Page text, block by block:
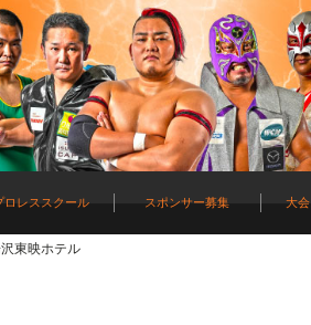
ロレススクール スポンサー募集 大
東映ホテル